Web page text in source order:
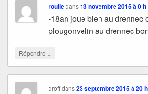
rouliedans13 novembre 2015 à 0 h
-18an joue bien au drennec
plougonvelin au drennec
Répondre ↓
droffdans23 septembre 2015 à 20